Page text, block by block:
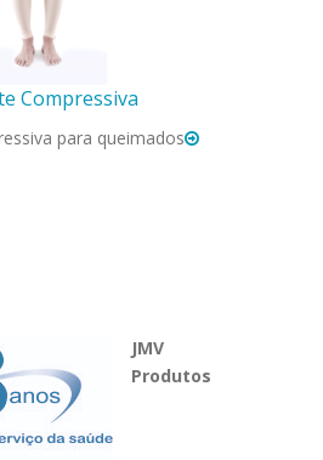
Compressiva
para queimados
JMV
Produtos